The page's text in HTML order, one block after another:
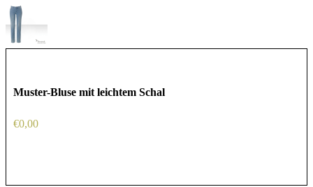
Muster-Bluse mit leichtem Schal
€0,00